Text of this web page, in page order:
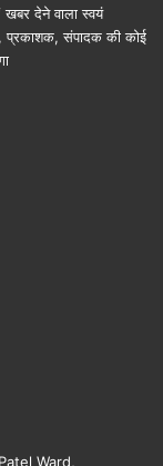
देने वाला स्वयं
प्रकाशक, संपादक की कोई
Ward,